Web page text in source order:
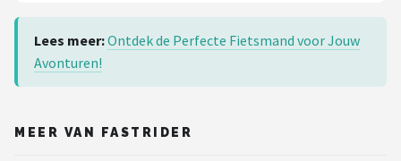
Lees meer:Ontdek de Perfecte Fietsmand voor Jouw
Avonturen!
MEER VAN FASTRIDER